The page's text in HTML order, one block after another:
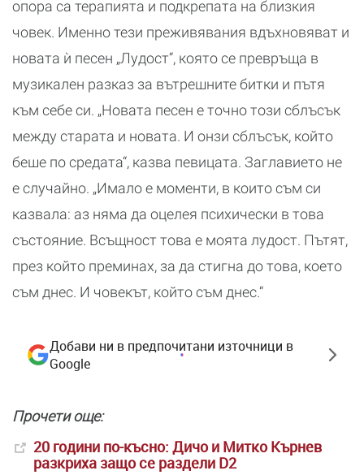
опора са терапията и подкрепата на близкия
човек. Именно тези преживявания вдъхновяват и
новата ѝ песен „Лудост“, която се превръща в
музикален разказ за вътрешните битки и пътя
към себе си. „Новата песен е точно този сблъсък
между старата и новата. И онзи сблъсък, който
беше по средата“, казва певицата. Заглавието не
е случайно. „Имало е моменти, в които съм си
казвала: аз няма да оцелея психически в това
състояние. Всъщност това е моята лудост. Пътят,
през който преминах, за да стигна до това, което
съм днес. И човекът, който съм днес.“
Добави ни в предпочитани източници в
Google
Прочети още:
20 години по-късно: Дичо и Митко Кърнев
разкриха защо се раздели D2